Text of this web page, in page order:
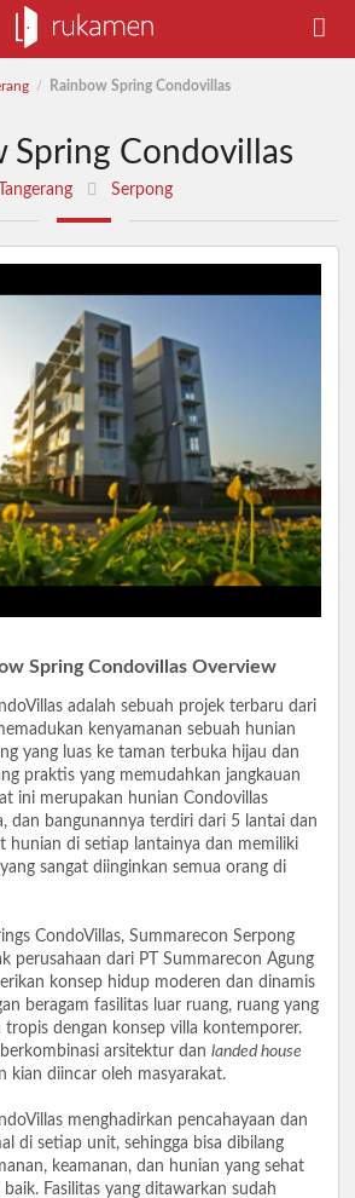
/ Rainbow Spring Condovillas
Spring Condovillas
Tangerang Serpong
Spring Condovillas Overview
adalah sebuah projek terbaru dari
kenyamanan sebuah hunian
yang luas ke taman terbuka hijau dan
praktis yang memudahkan jangkauan
ini merupakan hunian Condovillas
dan bangunannya terdiri dari 5 lantai dan
hunian di setiap lantainya dan memiliki
sangat diinginkan semua orang di
CondoVillas, Summarecon Serpong
perusahaan dari PT Summarecon Agung
konsep hidup moderen dan dinamis
beragam fasilitas luar ruang, ruang yang
tropis dengan konsep villa kontemporer.
arsitektur dan landed house
kian diincar oleh masyarakat.
menghadirkan pencahayaan dan
di setiap unit, sehingga bisa dibilang
keamanan, dan hunian yang sehat
Fasilitas yang ditawarkan sudah